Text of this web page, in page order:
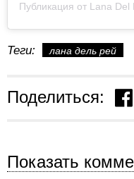
Публикация от Lana
Теги: лана дель рей
Поделиться:
Показать